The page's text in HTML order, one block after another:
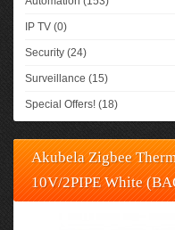
IP TV (0)
Security (24)
Surveillance (15)
Special Offers! (18)
Akubela Zigbee
10V/2PIPE White